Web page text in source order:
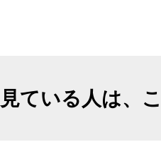
ている人は、